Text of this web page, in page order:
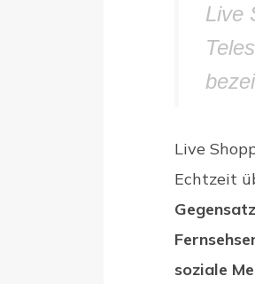
Live
Live
Echtzeit
soziale